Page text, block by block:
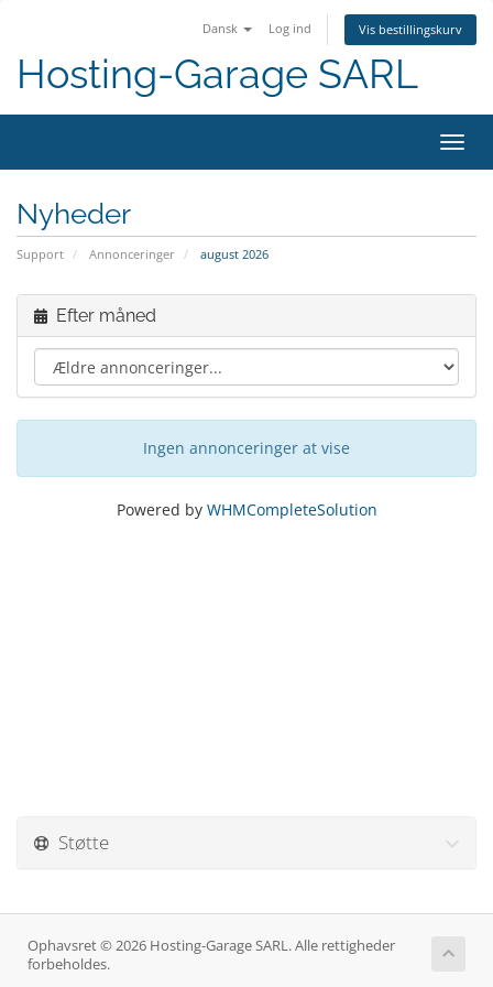
Dansk Log ind Vis bestillingskurv
Hosting-Garage SARL
Skift
Nyheder
Support Annonceringer august 2026
Efter måned
Ingen annonceringer at vise
Powered by WHMCompleteSolution
Støtte
Ophavsret © 2026 Hosting-Garage SARL. Alle rettigheder
forbeholdes.